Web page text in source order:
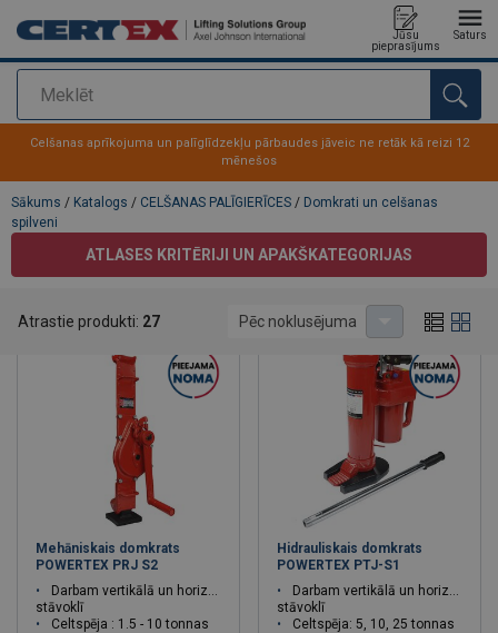
Meklēt
Jūsu
pieprasījums
Saturs
Pievienots jūsu pasūtījumam
Celšanas aprīkojuma un palīglīdzekļu pārbaudes jāveic ne retāk kā reizi 12
mēnešos
Sākums / Katalogs / CELŠANAS PALĪGIERĪCES / Domkrati un celšanas
spilveni
ATLASES KRITĒRIJI UN APAKŠKATEGORIJAS
Atrastie produkti: 27 Pēc noklusējuma
Mehāniskais domkrats
POWERTEX PRJ S2
Darbam vertikālā un horizontālā
stāvoklī
Celtspēja : 1.5 - 10 tonnas
Hidrauliskais domkrats
POWERTEX PTJ-S1
Darbam vertikālā un horizontālā
stāvoklī
Celtspēja: 5, 10, 25 tonnas